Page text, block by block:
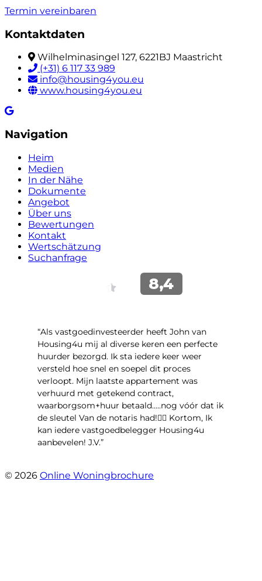
Termin vereinbaren
Kontaktdaten
Wilhelminasingel 127, 6221BJ Maastricht
(+31) 6 117 33 989
info@housing4you.eu
www.housing4you.eu
Navigation
Heim
Medien
In der Nähe
Dokumente
Angebot
Über uns
Bewertungen
Kontakt
Wertschätzung
Suchanfrage
“Als vastgoedinvesteerder heeft John van
Housing4u mij al diverse keren een perfecte
huurder bezorgd. Ik sta iedere keer weer
versteld hoe snel en soepel dit proces
verloopt. Mijn laatste appartement was
verhuurd met getekend contract,
waarborgsom+huur betaald.....nog vóór dat ik
de sleutel Van de notaris had!👌🏻 Kortom, Ik
kan iedere vastgoedbelegger Housing4u
aanbevelen! J.V.”
© 2026 Online Woningbrochure